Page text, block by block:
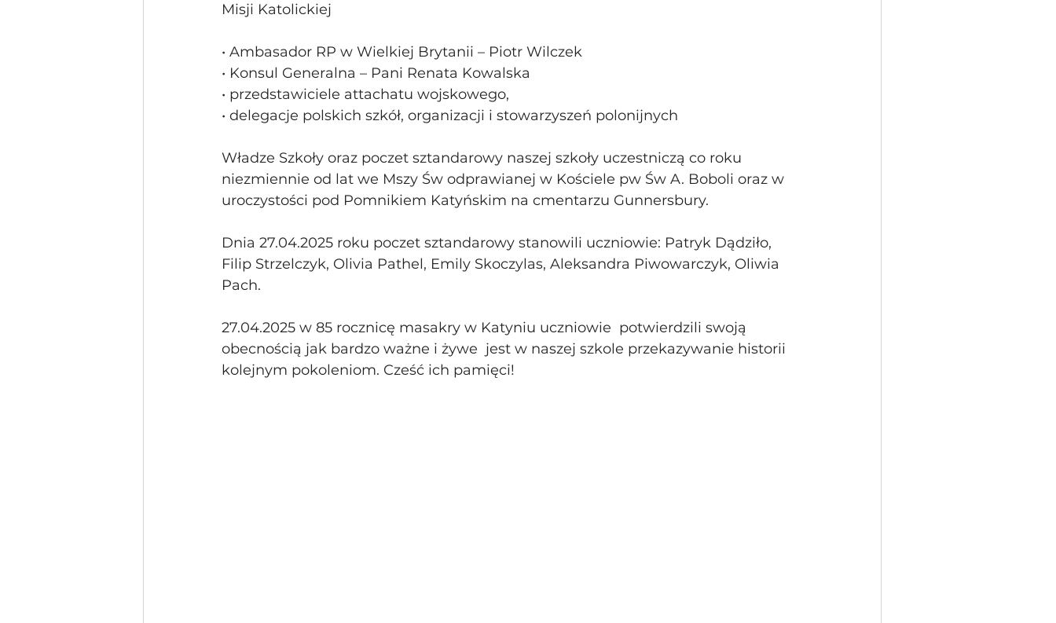
Misji Katolickiej
• Ambasador RP w Wielkiej Brytanii – Piotr Wilczek
• Konsul Generalna – Pani Renata Kowalska
• przedstawiciele attachatu wojskowego,
• delegacje polskich szkół, organizacji i stowarzyszeń polonijnych
Władze Szkoły oraz poczet sztandarowy naszej szkoły uczestniczą co roku
niezmiennie od lat we Mszy Św odprawianej w Kościele pw Św A. Boboli oraz w
uroczystości pod Pomnikiem Katyńskim na cmentarzu Gunnersbury.
Dnia 27.04.2025 roku poczet sztandarowy stanowili uczniowie: Patryk Dądziło,
Filip Strzelczyk, Olivia Pathel, Emily Skoczylas, Aleksandra Piwowarczyk, Oliwia
Pach.
27.04.2025 w 85 rocznicę masakry w Katyniu uczniowie  potwierdzili swoją
obecnością jak bardzo ważne i żywe  jest w naszej szkole przekazywanie historii
kolejnym pokoleniom. Cześć ich pamięci!